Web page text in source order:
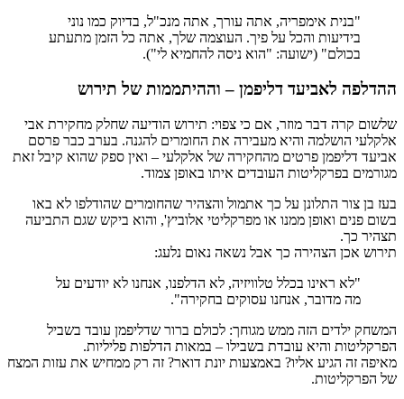
"בנית אימפריה, אתה עורך, אתה מנכ"ל, בדיוק כמו נוני
בידיעות והכל על פיך. העוצמה שלך, אתה כל הזמן מתעתע
בכולם" (ישועה: "הוא ניסה להחמיא לי").
ההדלפה לאביעד דליפמן – וההיתממות של תירוש
שלשום קרה דבר מוזר, אם כי צפוי: תירוש הודיעה שחלק מחקירת אבי
אלקלעי הושלמה והיא מעבירה את החומרים להגנה. בערב כבר פרסם
אביעד דליפמן פרטים מהחקירה של אלקלעי – ואין ספק שהוא קיבל זאת
מגורמים בפרקליטות העובדים איתו באופן צמוד.
בעז בן צור התלונן על כך אתמול והצהיר שהחומרים שהודלפו לא באו
בשום פנים ואופן ממנו או מפרקליטי אלוביץ', והוא ביקש שגם התביעה
תצהיר כך.
תירוש אכן הצהירה כך אבל נשאה נאום נלעג:
"לא ראינו בכלל טלוויזיה, לא הדלפנו, אנחנו לא יודעים על
מה מדובר, אנחנו עסוקים בחקירה".
המשחק ילדים הזה ממש מגוחך: לכולם ברור שדליפמן עובד בשביל
הפרקליטות והיא עובדת בשבילו – במאות הדלפות פליליות.
מאיפה זה הגיע אליו? באמצעות יונת דואר? זה רק ממחיש את עזות המצח
של הפרקליטות.